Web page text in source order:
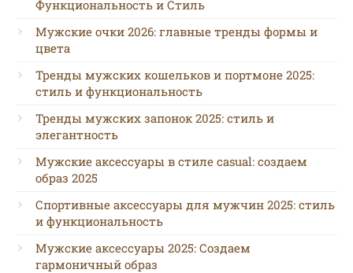
Функциональность и Стиль
Мужские очки 2026: главные тренды формы и
цвета
Тренды мужских кошельков и портмоне 2025:
стиль и функциональность
Тренды мужских запонок 2025: стиль и
элегантность
Мужские аксессуары в стиле casual: создаем
образ 2025
Спортивные аксессуары для мужчин 2025: стиль
и функциональность
Мужские аксессуары 2025: Создаем
гармоничный образ